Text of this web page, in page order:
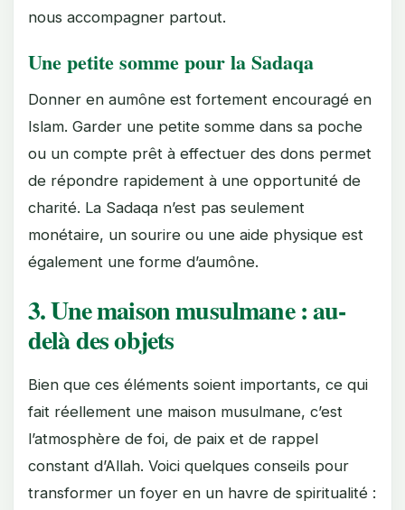
nous accompagner partout.
Une petite somme pour la Sadaqa
Donner en aumône est fortement encouragé en
Islam. Garder une petite somme dans sa poche
ou un compte prêt à effectuer des dons permet
de répondre rapidement à une opportunité de
charité. La Sadaqa n’est pas seulement
monétaire, un sourire ou une aide physique est
également une forme d’aumône.
3. Une maison musulmane : au-
delà des objets
Bien que ces éléments soient importants, ce qui
fait réellement une maison musulmane, c’est
l’atmosphère de foi, de paix et de rappel
constant d’Allah. Voici quelques conseils pour
transformer un foyer en un havre de spiritualité :